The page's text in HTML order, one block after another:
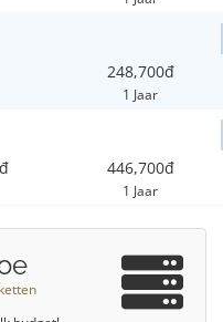
248,700đ
1 Jaar
446,700đ
1 Jaar